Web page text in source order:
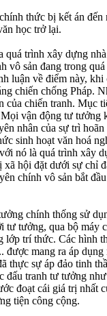
thức bị kết án
học trở lại.
quá trình xây dựng
vô sản đang trong
luận về điểm này,
chiến chống Pháp.
của chiến tranh. Mục
vận động tư tưởng
nhân của sự trì
sinh hoạt văn hoá
nó là quá trình xây
hội đặt dưới sự chỉ
chính vô sản bắt
chính thống sử
tưởng, qua bộ máy
lớp trí thức. Các hình
được mang ra áp
thực sự áp đảo tinh
tranh tư tưởng
đoạt cái giá trị nhất
tiện công cộng.